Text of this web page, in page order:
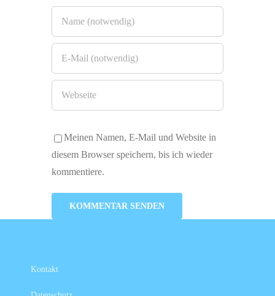
Meinen Namen, E-Mail und Website in
diesem Browser speichern, bis ich wieder
kommentiere.
Kontakt